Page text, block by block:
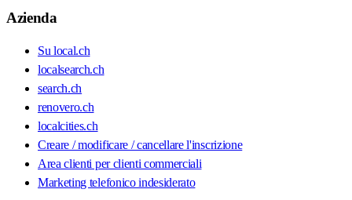
Azienda
Su local.ch
localsearch.ch
search.ch
renovero.ch
localcities.ch
Creare / modificare / cancellare l'inscrizione
Area clienti per clienti commerciali
Marketing telefonico indesiderato